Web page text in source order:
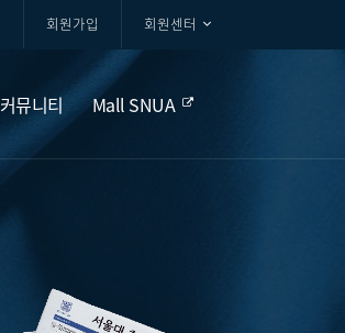
회원가입 회원센터
커뮤니티 Mall SNUA